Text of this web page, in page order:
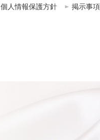
個人情報保護方針 掲示事項